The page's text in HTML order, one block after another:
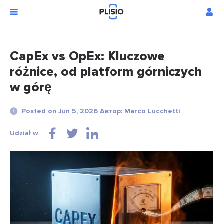
CapEx vs OpEx: Kluczowe
różnice, od platform górniczych
w górę
Posted on Jun 5, 2026 Автор: Marco Lucchetti
Udział w